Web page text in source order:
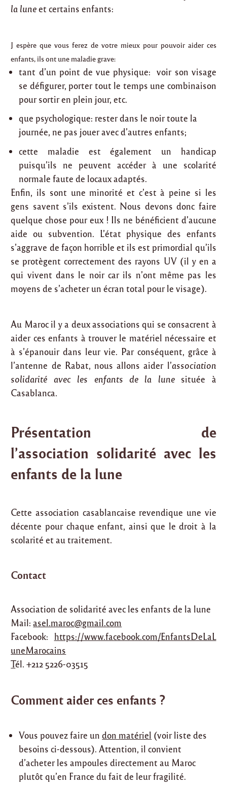
la luneet certains enfants:
J espère que vous ferez de votre mieux pour pouvoir aider ces
enfants, ils ont une maladie grave:
tant d’un point de vue physique: voir son visage
se défigurer, porter tout le temps une combinaison
pour sortir en plein jour, etc.
que psychologique: rester dans le noir toute la
journée, ne pas jouer avec d’autres enfants;
cette maladie est également un handicap
puisqu’ils ne peuvent accéder à une scolarité
normale faute de locaux adaptés.
Enfin, ils sont une minorité et c’est à peine si les
gens savent s’ils existent. Nous devons donc faire
quelque chose pour eux ! Ils ne bénéficient d’aucune
aide ou subvention. L’état physique des enfants
s’aggrave de façon horrible et ils est primordial qu’ils
se protègent correctement des rayons UV (il y en a
qui vivent dans le noir car ils n’ont même pas les
moyens de s’acheter un écran total pour le visage).
Au Maroc il y a deux associations qui se consacrent à
aider ces enfants à trouver le matériel nécessaire et
à s’épanouir dans leur vie. Par conséquent, grâce à
l’antenne de Rabat, nous allons aider l’association
solidarité avec les enfants de la lunesituée à
Casablanca.
Présentation de
l’association solidarité avec les
enfants de la lune
Cette association casablancaise revendique une vie
décente pour chaque enfant, ainsi que le droit à la
scolarité et au traitement.
Contact
Association de solidarité avec les enfants de la lune
Mail:asel.maroc@gmail.com
Facebook: https://www.facebook.com/EnfantsDeLaL
uneMarocains
Tél. +212 5226-03515
Comment aider ces enfants ?
Vous pouvez faire undon matériel (voir liste des
besoins ci-dessous). Attention, il convient
d’acheter les ampoules directement au Maroc
plutôt qu’en France du fait de leur fragilité.